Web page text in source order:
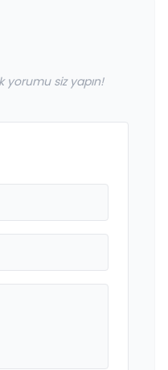
yorumu siz yapın!